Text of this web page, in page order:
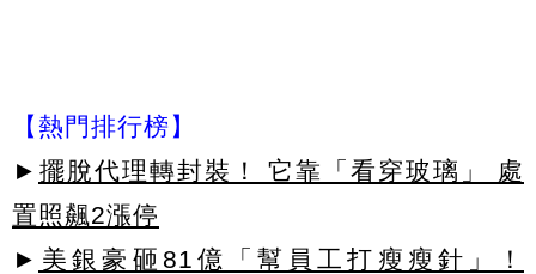
【熱門排行榜】
► 擺脫代理轉封裝！ 它靠「看穿玻璃」 處
置照飆2漲停
► 美銀豪砸81億「幫員工打瘦瘦針」！